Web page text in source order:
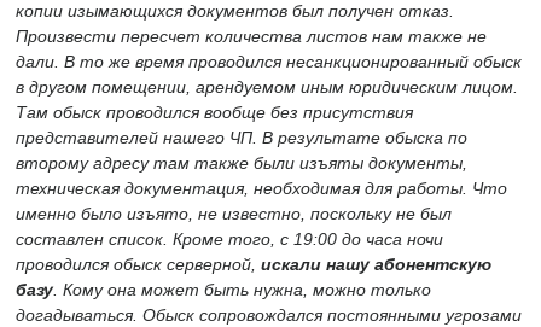
копии изымающихся документов был получен отказ.
Произвести пересчет количества листов нам также не
дали. В то же время проводился несанкционированный обыск
в другом помещении, арендуемом иным юридическим лицом.
Там обыск проводился вообще без присутствия
представителей нашего ЧП. В результате обыска по
второму адресу там также были изъяты документы,
техническая документация, необходимая для работы. Что
именно было изъято, не известно, поскольку не был
составлен список. Кроме того, с 19:00 до часа ночи
проводился обыск серверной, искали нашу абонентскую
базу. Кому она может быть нужна, можно только
догадываться. Обыск сопровождался постоянными угрозами